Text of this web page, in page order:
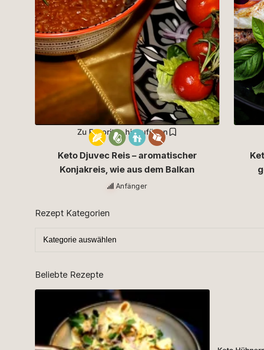
Zu Favoriten hinzufügen
Keto Djuvec Reis – aromatischer
Konjakreis, wie aus dem Balkan
Anfänger
Rezept Kategorien
Beliebte Rezepte